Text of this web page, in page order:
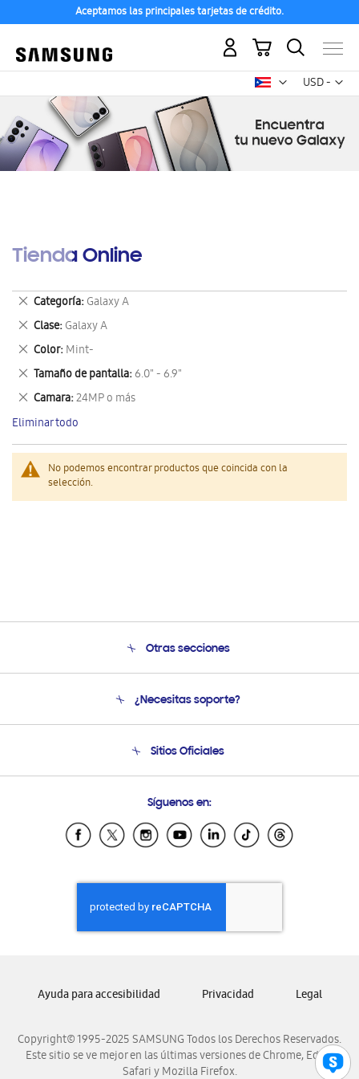
Aceptamos las principales tarjetas de crédito.
USD -
dólar
Mi carrito
Tienda Online
No podemos encontrar productos que coincida con la
selección.
Categoría Galaxy A
Eliminar
este
artículo
Clase Galaxy A
Eliminar
este
artículo
Color Mint-
Eliminar
este
artículo
Tamaño de pantalla 6.0" - 6.9"
Eliminar
este
artículo
Camara 24MP o más
Eliminar
este
artículo
Eliminar todo
Otras secciones
Soporte
Condiciones de Compra
¿Necesitas soporte?
Soporte vía eMail
Sitios Oficiales
Samsung Ecuador
Samsung El Salvador
Samsung Honduras
Samsung Nicaragua
Samsung Panamá
Samsung Venezuela
Síguenos en:
Copyright© 1995-2025 SAMSUNG Todos los Derechos Reservados.
Este sitio se ve mejor en las últimas versiones de Chrome, Edge,
Safari y Mozilla Firefox.
Ayuda para accesibilidad Privacidad Legal